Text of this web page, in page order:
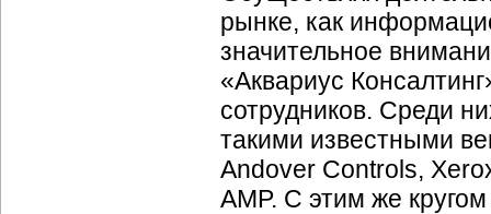
рынке, как
значительное
«Аквариус
сотрудников. Среди
такими известными
Andover Controls,
AMP. С этим же